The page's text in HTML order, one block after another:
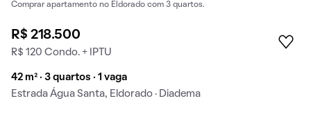
Comprar apartamento no Eldorado com 3 quartos.
R$ 218.500
R$ 120 Condo. + IPTU
42 m² · 3 quartos · 1 vaga
Estrada Água Santa, Eldorado · Diadema